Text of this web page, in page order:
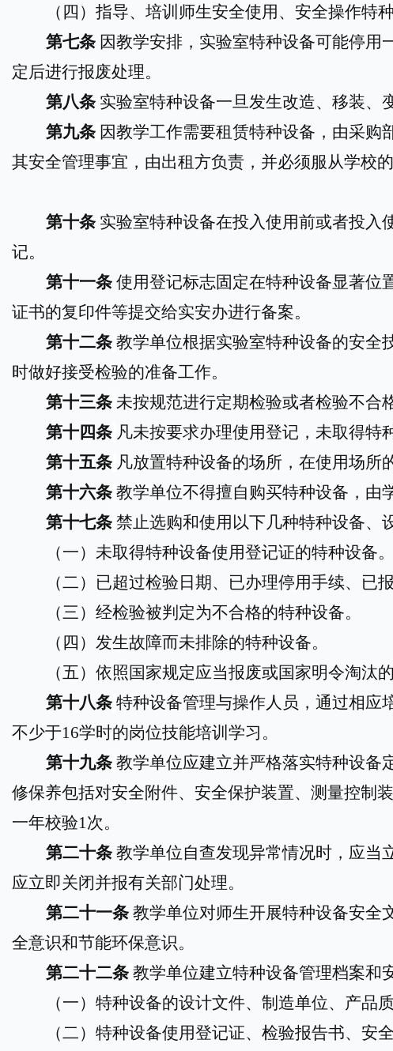
（四）指导、培训师生安全使用、安全操作特种
第七条 因教学安排，实验室特种设备可能停用
定后进行报废处理。
第八条 实验室特种设备一旦发生改造、移装、
第九条 因教学工作需要租赁特种设备，由采
其安全管理事宜，由出租方负责，并必须服从学校的
第十条 实验室特种设备在投入使用前或者投入
记。
第十一条 使用登记标志固定在特种设备显著位
证书的复印件等提交给实安办进行备案。
第十二条 教学单位根据实验室特种设备的安全
时做好接受检验的准备工作。
第十三条 未按规范进行定期检验或者检验不合
第十 四条 凡未按要求办理使用登记，未取得特
第十五条 凡放置特种设备的场所，在使用场所
第十六条 教学单位不得擅自购买特种设备，由
第十七条 禁止选购和使用以下几种特种设备、
（一）未取得特种设备使用登记证的特种设备。
（二）已超过检验日期、已办理停用手续、已
（三）经检验被判定为不合格的特种设备。
（四）发生故障而未排除的特种设备。
（五）依照国家规定应当报废或国家明令淘汰
第十八条 特种设备管理与操作人员，通过相应
不少于16学时的岗位技能培训学习 。
第十九条 教学单位应建立并严格落实特种设备
修保养包括对安全附件、安全保护装置、测量控制
一年校验1次。
第二十条 教学单位自查发现异常情况时，应当
应立即关闭并报有关部门处理。
第二十一条 教学单位对师生开展特种设备安全
全意识和节能环保意识。
第二十二条 教学单位建立特种设备管理档案和
（一）特种设备的设计文件、制造单位、产品
（二）特种设备使用登记证、检验报告书、安